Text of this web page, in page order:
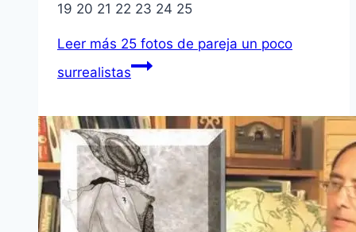
19 20 21 22 23 24 25
Leer más 25 fotos de pareja un poco
surrealistas